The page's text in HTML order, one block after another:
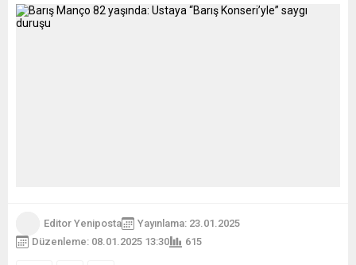
Editor Yeniposta
Yayınlama: 23.01.2025
Düzenleme: 08.01.2025 13:30
615